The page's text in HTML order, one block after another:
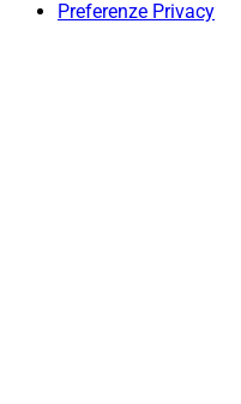
Preferenze Privacy